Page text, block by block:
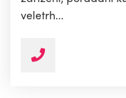
veletrh...